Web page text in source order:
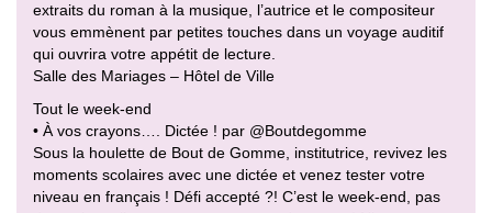
extraits du roman à la musique, l’autrice et le compositeur
vous emmènent par petites touches dans un voyage auditif
qui ouvrira votre appétit de lecture.
Salle des Mariages – Hôtel de Ville
Tout le week-end
• À vos crayons…. Dictée ! par @Boutdegomme
Sous la houlette de Bout de Gomme, institutrice, revivez les
moments scolaires avec une dictée et venez tester votre
niveau en français ! Défi accepté ?! C’est le week-end, pas